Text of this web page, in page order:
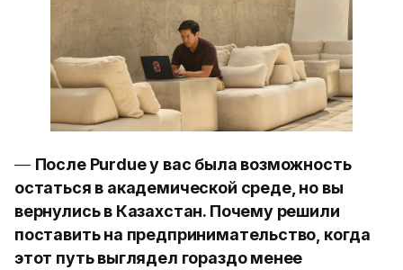
— После Purdue у вас была возможность
остаться в академической среде, но вы
вернулись в Казахстан. Почему решили
поставить на предпринимательство, когда
этот путь выглядел гораздо менее